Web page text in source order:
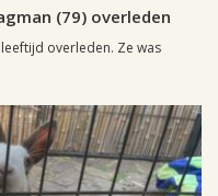
(79) overleden
overleden. Ze was